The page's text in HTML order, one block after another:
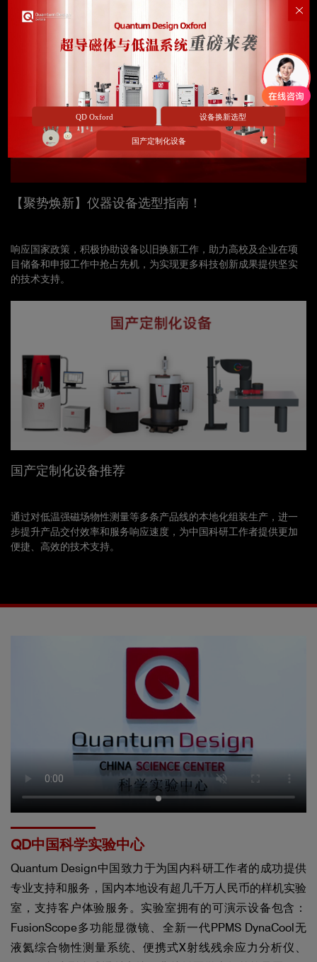
领域提供关键研究手段。
【聚势焕新】仪器设备选型指南！
响应国家政策，积极协助设备以旧换新工作，助力高校及企业在项
目储备和申报工作中抢占先机，为实现更多科技创新成果提供坚实
的技术支持。
国产定制化设备推荐
通过对低温强磁场物性测量等多条产品线的本地化组装生产，进一
步提升产品交付效率和服务响应速度，为中国科研工作者提供更加
便捷、高效的技术支持。
QD中国科学实验中心
Quantum Design中国致力于为国内科研工作者的成功提供
专业支持和服务，国内本地设有超几千万人民币的样机实验
室，支持客户体验服务。实验室拥有的可演示设备包含：
FusionScope多功能显微镜、全新一代PPMS DynaCool无
液氦综合物性测量系统、便携式X射线残余应力分析仪、
QD Oxford 设备换新选型
国产定制化设备